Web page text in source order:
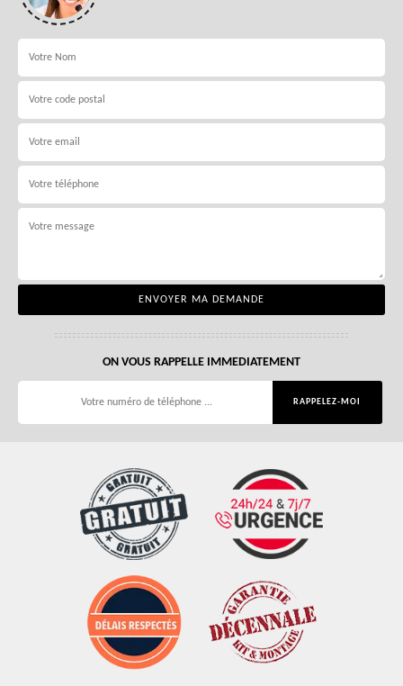
ON VOUS RAPPELLE IMMEDIATEMENT